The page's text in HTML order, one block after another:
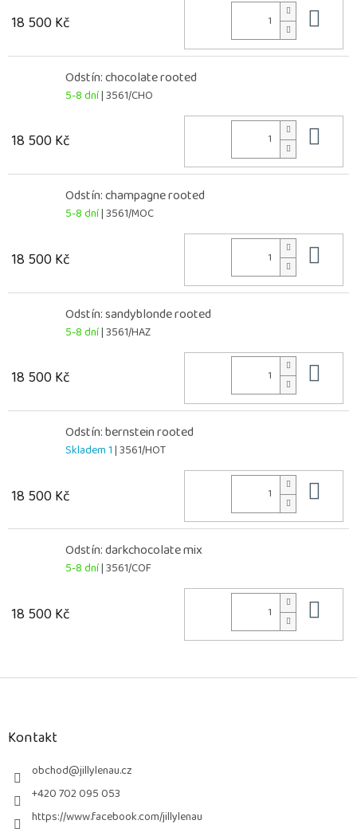
18 500 Kč
Odstín: chocolate rooted
5-8 dní| 3561/CHO
18 500 Kč
Odstín: champagne rooted
5-8 dní| 3561/MOC
18 500 Kč
Odstín: sandyblonde rooted
5-8 dní| 3561/HAZ
18 500 Kč
Odstín: bernstein rooted
Skladem 1| 3561/HOT
18 500 Kč
Odstín: darkchocolate mix
5-8 dní| 3561/COF
18 500 Kč
Z
Kontakt
obchod@jillylenau.cz
+420 702 095 053
https://www.facebook.com/jillylenau